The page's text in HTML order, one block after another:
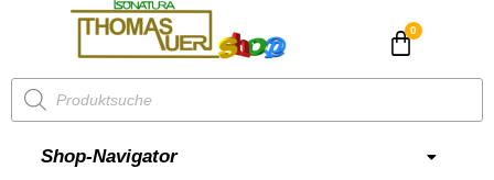
Shop-Navigator